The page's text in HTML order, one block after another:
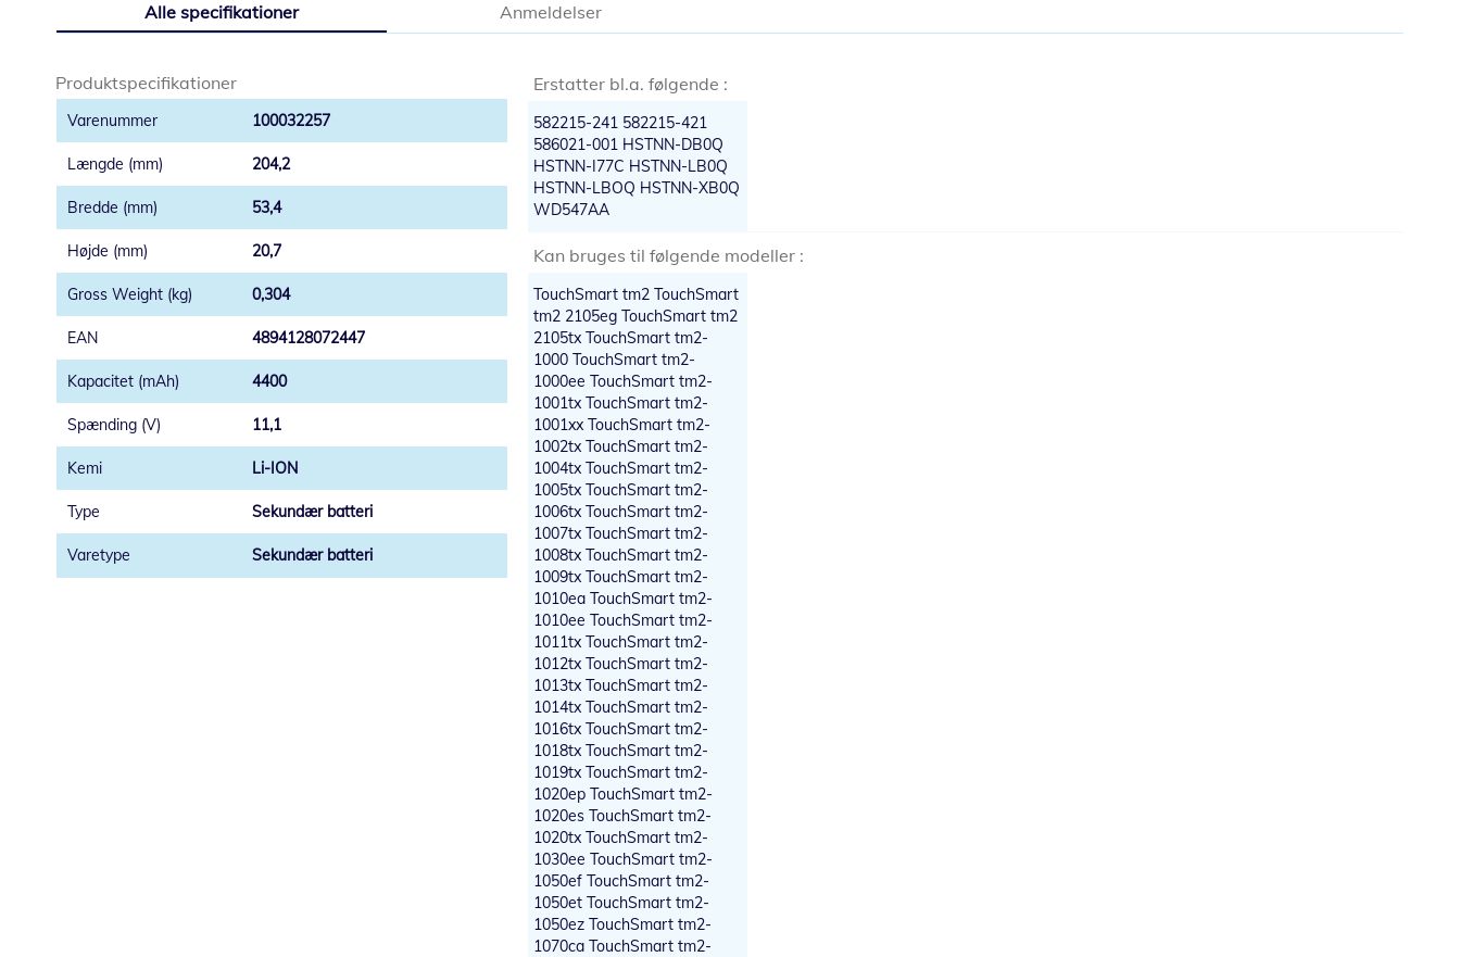
af
Alle specifikationer
Produktspecifikationer
100032257
204,2
53,4
20,7
0,304
4894128072447
4400
11,1
Li-ION
Sekundær batteri
Sekundær batteri
Erstatter bl.a. følgende :
582215-241 582215-421
586021-001 HSTNN-DB0Q
HSTNN-I77C HSTNN-LB0Q
HSTNN-LBOQ HSTNN-XB0Q
WD547AA
Kan bruges til følgende modeller :
TouchSmart tm2 TouchSmart
tm2 2105eg TouchSmart tm2
2105tx TouchSmart tm2-
1000 TouchSmart tm2-
1000ee TouchSmart tm2-
1001tx TouchSmart tm2-
1001xx TouchSmart tm2-
1002tx TouchSmart tm2-
1004tx TouchSmart tm2-
1005tx TouchSmart tm2-
1006tx TouchSmart tm2-
1007tx TouchSmart tm2-
1008tx TouchSmart tm2-
1009tx TouchSmart tm2-
1010ea TouchSmart tm2-
1010ee TouchSmart tm2-
1011tx TouchSmart tm2-
1012tx TouchSmart tm2-
1013tx TouchSmart tm2-
1014tx TouchSmart tm2-
1016tx TouchSmart tm2-
1018tx TouchSmart tm2-
1019tx TouchSmart tm2-
1020ep TouchSmart tm2-
1020es TouchSmart tm2-
1020tx TouchSmart tm2-
1030ee TouchSmart tm2-
1050ef TouchSmart tm2-
1050et TouchSmart tm2-
1050ez TouchSmart tm2-
1070ca TouchSmart tm2-
Anmeldelser